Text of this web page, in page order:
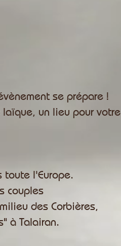
se prépare !
un lieu pour votre
toute l'Europe.
couples
des Corbières,
à Talairan.